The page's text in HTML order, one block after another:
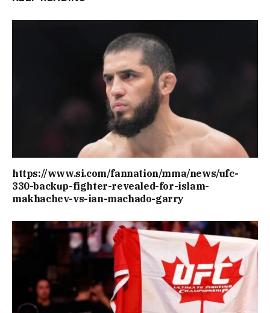
https://www.si.com/fannation/mma/news/ufc-
330-backup-fighter-revealed-for-islam-
makhachev-vs-ian-machado-garry